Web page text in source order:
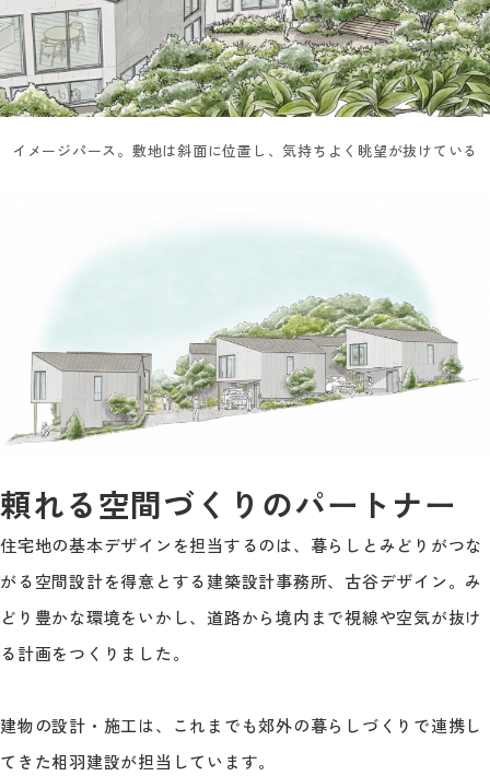
イメージパース。敷地は斜面に位置し、気持ちよく眺望が抜けている
頼れる空間づくりのパートナー
住宅地の基本デザインを担当するのは、暮らしとみどりがつな
がる空間設計を得意とする建築設計事務所、古谷デザイン。み
どり豊かな環境をいかし、道路から境内まで視線や空気が抜け
る計画をつくりました。
建物の設計・施工は、これまでも郊外の暮らしづくりで連携し
てきた相羽建設が担当しています。